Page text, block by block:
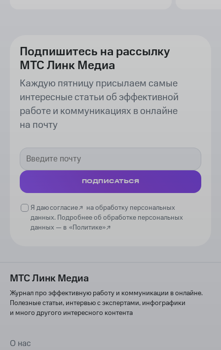
Подпишитесь на рассылку
МТС Линк Медиа
Каждую пятницу присылаем самые
интересные статьи об эффективной
работе и коммуникациях в онлайне
на почту
ПОДПИСАТЬСЯ
Я даюсогласие
на обработку персональных
данных. Подробнее об обработке персональных
данных — в «Политике»
МТС Линк Медиа
Журнал про эффективную работу и коммуникации в онлайне.
Полезные статьи, интервью с экспертами, инфографики
и много другого интересного контента
О нас